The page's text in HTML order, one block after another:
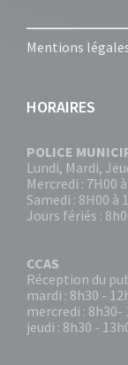
Mentions
HORAIRES
POLICE
Lundi, Mardi,
Mercredi : 7H00
Samedi : 8H00 à
Jours fériés :
CCAS
Réception du
mardi : 8h30 -
mercredi : 8h30-
jeudi : 8h30 -